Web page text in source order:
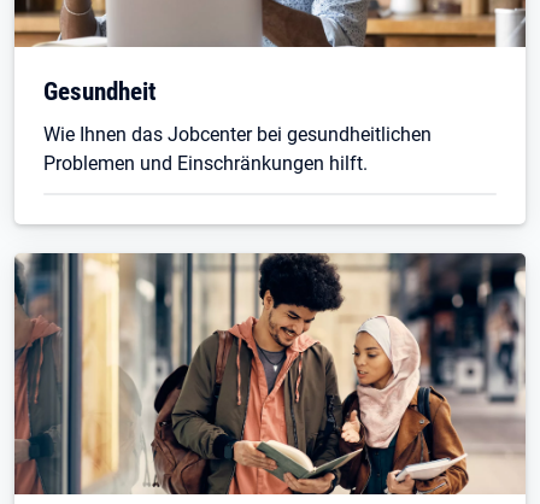
Gesundheit
Wie Ihnen das Jobcenter bei gesundheitlichen
Problemen und Einschränkungen hilft.